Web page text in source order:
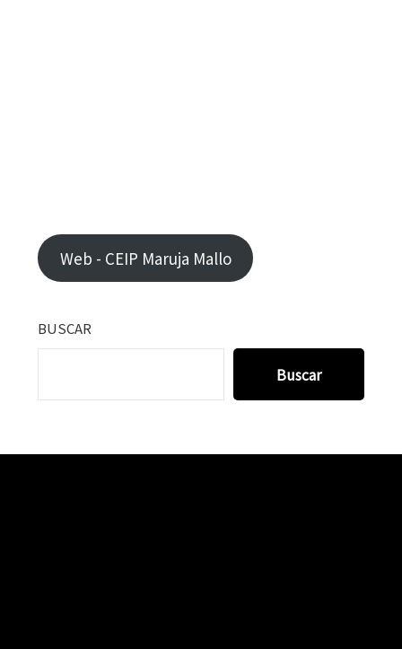
Web - CEIP Maruja Mallo
BUSCAR
Buscar